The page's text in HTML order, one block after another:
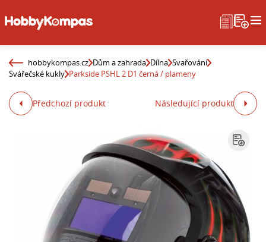
hobbykompas.cz Dům a zahrada Dílna Svařování
Svářečské kukly Parkside PSHL 2 D1 černá / plameny
Předchozí produkt Následující produkt